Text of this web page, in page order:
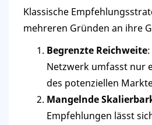
Klassische
mehreren Gründen an ihre
Begrenzte Reichweite
Netzwerk umfasst nur
des potenziellen
Mangelnde
Empfehlungen lässt